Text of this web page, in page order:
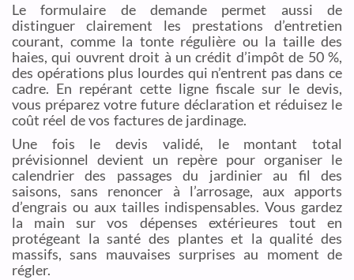
Le formulaire de demande permet aussi de
distinguer clairement les prestations d’entretien
courant, comme la tonte régulière ou la taille des
haies, qui ouvrent droit à un crédit d’impôt de 50 %,
des opérations plus lourdes qui n’entrent pas dans ce
cadre. En repérant cette ligne fiscale sur le devis,
vous préparez votre future déclaration et réduisez le
coût réel de vos factures de jardinage.
Une fois le devis validé, le montant total
prévisionnel devient un repère pour organiser le
calendrier des passages du jardinier au fil des
saisons, sans renoncer à l’arrosage, aux apports
d’engrais ou aux tailles indispensables. Vous gardez
la main sur vos dépenses extérieures tout en
protégeant la santé des plantes et la qualité des
massifs, sans mauvaises surprises au moment de
régler.